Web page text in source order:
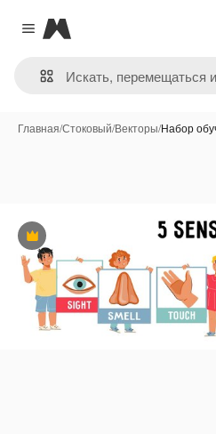
Close menu
Magnific
Главная/Стоковый/Векторы/Набор
Премиум